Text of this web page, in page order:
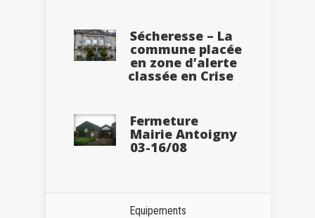
Sécheresse – La
commune placée
en zone d’alerte
classée en Crise
Fermeture
Mairie Antoigny
03-16/08
Equipements